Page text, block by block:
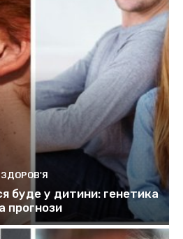
ЗДОРОВ'Я
буде у дитини: генетика
прогнози